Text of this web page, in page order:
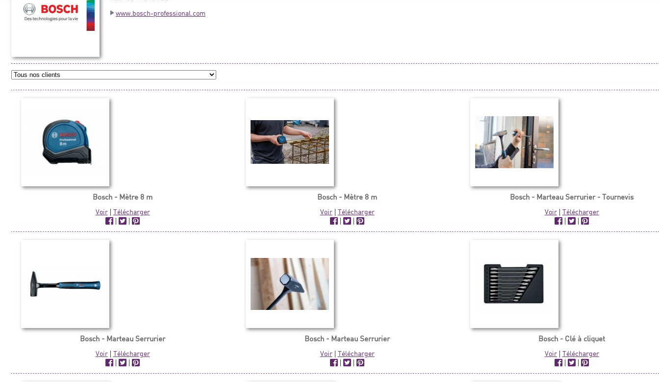
www.bosch-professional.com
Bosch - Mètre 8 m
Voir| Télécharger
|
|
Bosch - Mètre 8 m
Voir| Télécharger
|
|
Bosch - Marteau Serrurier - Tournevis
Voir| Télécharger
|
|
Bosch - Marteau Serrurier
Voir| Télécharger
|
|
Bosch - Marteau Serrurier
Voir| Télécharger
|
|
Bosch - Clé à cliquet
Voir| Télécharger
|
|